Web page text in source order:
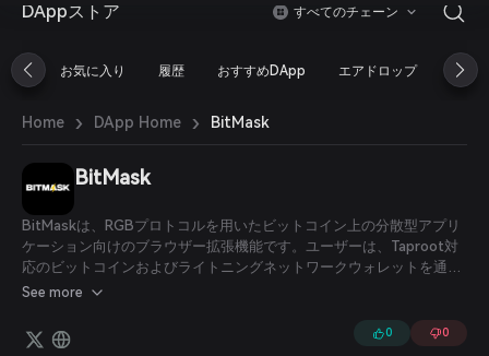
Deutsch
繁體中文
Português (Portugal)
ภาษาไทย
العربية
हिन्दी
Español
Português (Brasil)
Español (Argentina)
DAppストア すべてのチェーン
お気に入り 履歴 おすすめDApp エアドロップ DeFi
Home › DApp Home › BitMask
BitMask
BitMaskは、RGBプロトコルを用いたビットコイン上の分散型アプリ
ケーション向けのブラウザー拡張機能です。ユーザーは、Taproot対
応のビットコインおよびライトニングネットワークウォレットを通じ
て完全な財務主権を維持しながら、ビットコインの金融サービスや
See more
0 0